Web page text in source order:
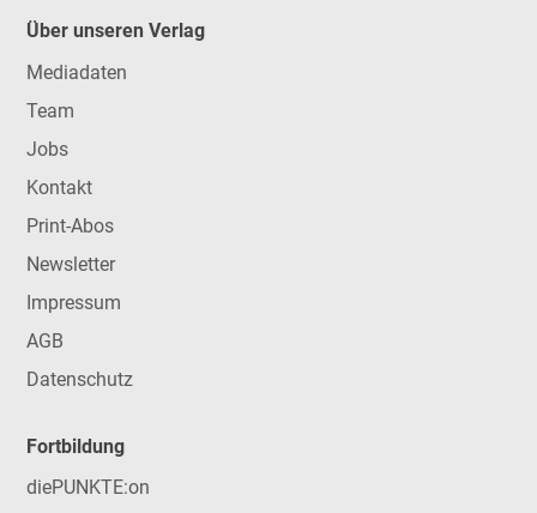
Über unseren Verlag
Mediadaten
Team
Jobs
Kontakt
Print-Abos
Newsletter
Impressum
AGB
Datenschutz
Fortbildung
diePUNKTE:on